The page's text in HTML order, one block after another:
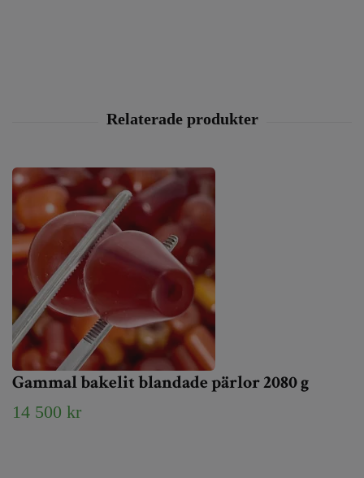
Gammal bakelit blandade pärlor 2080 g
14 500 kr